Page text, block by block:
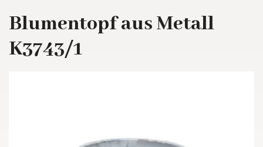
Blumentopf aus Metall
K3743/1